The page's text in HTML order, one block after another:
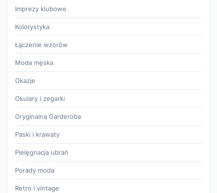
Imprezy klubowe
Kolorystyka
Łączenie wzorów
Moda męska
Okazje
Okulary i zegarki
Oryginalna Garderoba
Paski i krawaty
Pielęgnacja ubrań
Porady moda
Retro i vintage